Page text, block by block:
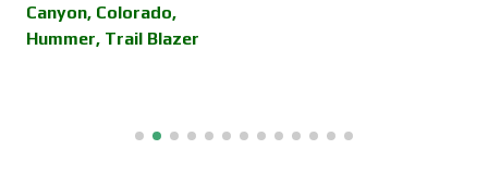
Cancelería de Aluminio
Capacitación
Canyon, Colorado,
Hummer, Trail Blazer